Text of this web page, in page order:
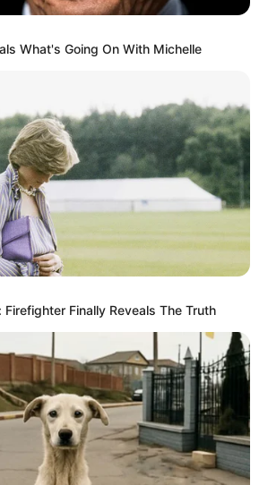
nézett, majd egyenesen a nő
mert venni. Úgy érezte, egyetlen rossz
What's Going On With Michelle
Firefighter Finally Reveals The Truth